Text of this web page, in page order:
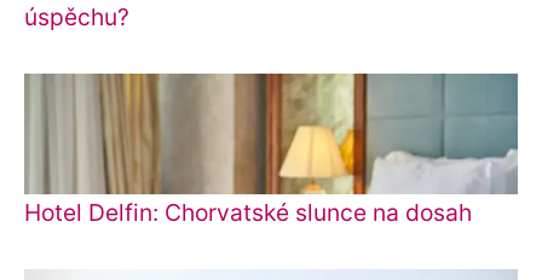
úspěchu?
Hotel Delfin: Chorvatské slunce na dosah